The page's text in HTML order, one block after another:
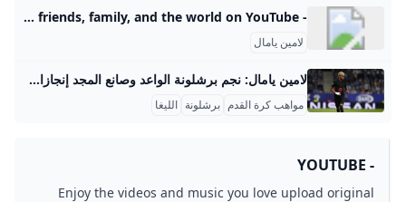
- YouTube Enjoy the videos and music you love, upload original content, and share it all with friends, family, and the world on YouTube.
لامين يامال
لامين يامال: نجم برشلونة الواعد وصانع المجد إنجازات لامين يامال التفصيلية في كرة القدم لامين يامال حقق إنجازات قياسية مذهلة في بداية مسيرته الكروية، ما يجعله من أبرز المواهب الصاعدة في العالم. في عمر 18 عامًا، أصبح يحمل الرقم القياسي الأوروبي لأكثر المراهقين حصولًا على البطولات الكبرى في القرن الحالي، حيث حصد أربعة ألقاب بارزة تمثلت في لقبين في الدوري الإسباني، وكأس إسبانيا، وبطولة أمم أوروبا مع منتخب إسبانيا. هذا الإنجاز لا يضاهيه فيه أي لاعب صاعد آخر، ويظهر تأثيره القوي في كل من النادي والمنتخب الوطني خلال فترة قصيرة جدًا.
مواهب كرة القدم برشلونة الليغا
- YOUTUBE
Enjoy the videos and music you love upload original